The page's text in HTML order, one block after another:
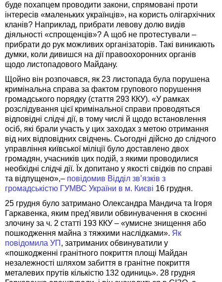
буде похапцем проводити закони, спрямовані проти
інтересів «маленьких українців», на користь олігархічних
кланів? Наприклад, прибрати левову долю видів
діяльності «спрощенців»? А щоб не протестували –
прибрати до рук можливих організаторів. Такі виникають
думки, коли дивишся на дії правоохоронних органів
щодо листопадового Майдану.
Щойно він розпочався, як 23 листопада була порушена
кримінальна справа за фактом групового порушення
громадського порядку (стаття 293 ККУ). «У рамках
розслідування цієї кримінальної справи проводяться
відповідні слідчі дії, в тому числі й щодо встановлення
осіб, які брали участь у цих заходах з метою отримання
від них відповідних свідчень. Сьогодні дійсно до слідчого
управління київської міліції було доставлено двох
громадян, учасників цих подій, з якими проводилися
необхідні слідчі дії. Їх допитано у якості свідків по справі
та відпущено»,– повідомив Відділ зв’язків з
громадськістю ГУМВС України в м. Києві 16 грудня.
25 грудня було затримано Олександра Мандича та Ігоря
Гаркавенка, яким пред’явили обвинувачення в скоєнні
злочину за ч. 2 статті 193 ККУ – «умисне знищення або
пошкодження майна з тяжкими наслідками». Як
повідомила УП , затриманих обвинуватили у
«пошкодженні гранітного покриття площі Майдан
незалежності шляхом забиття в гранітне покриття
металевих прутів кількістю 132 одиниць». 28 грудня